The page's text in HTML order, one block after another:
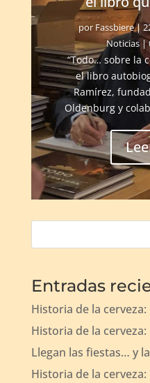
por Fassbiere|
Noticias|
“Todo… sobre la
el libro
Ramírez,
Oldenburg y
Entradas
Historia de la cerveza:
Historia de la cerveza:
Llegan las fiestas… y
Historia de la cerveza: